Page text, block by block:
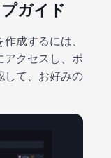
ガイド
成するには、
アクセスし、ポ
して、お好みの